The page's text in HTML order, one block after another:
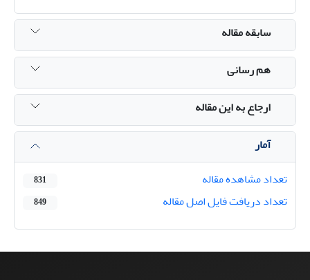
سابقه مقاله
هم رسانی
ارجاع به این مقاله
آمار
تعداد مشاهده مقاله
831
تعداد دریافت فایل اصل مقاله 849